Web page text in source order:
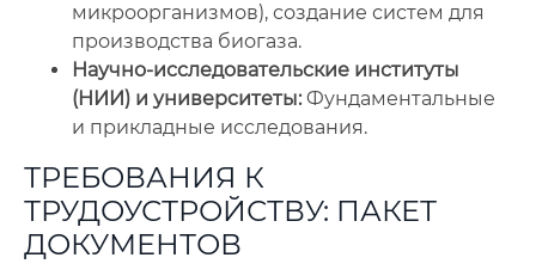
микроорганизмов), создание систем для
производства биогаза.
Научно-исследовательские институты
(НИИ) и университеты:Фундаментальные
и прикладные исследования.
ТРЕБОВАНИЯ К
ТРУДОУСТРОЙСТВУ: ПАКЕТ
ДОКУМЕНТОВ